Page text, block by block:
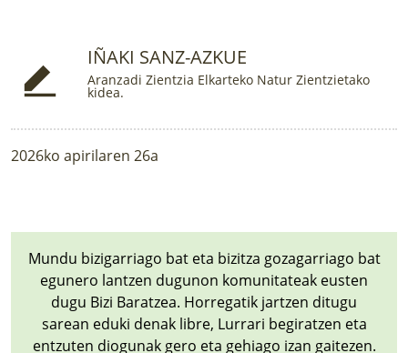
AZOKA
IÑAKI SANZ-AZKUE
Aranzadi Zientzia Elkarteko Natur Zientzietako
kidea.
2026ko apirilaren 26a
Mundu bizigarriago bat eta bizitza gozagarriago bat
egunero lantzen dugunon komunitateak eusten
dugu Bizi Baratzea. Horregatik jartzen ditugu
sarean eduki denak libre, Lurrari begiratzen eta
entzuten diogunak gero eta gehiago izan gaitezen.